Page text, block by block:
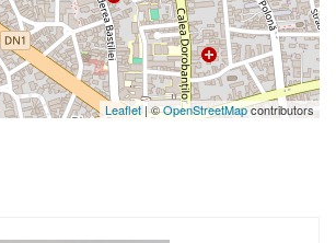
Leaflet| ©OpenStreetMapcontributors